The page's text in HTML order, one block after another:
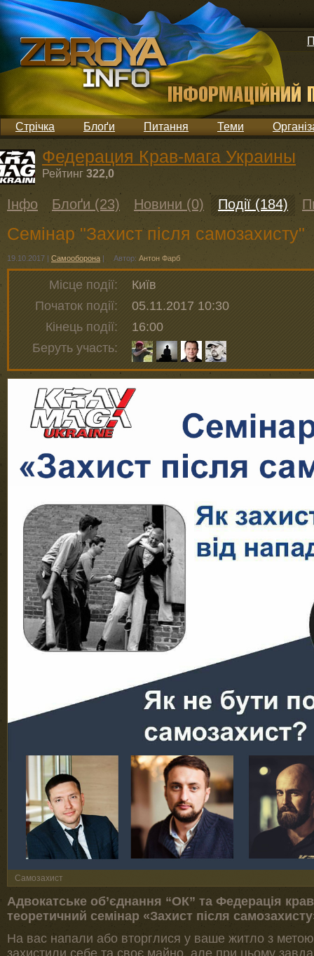
Стрічка Блоґи Питання Теми
Федерация Крав-мага Украины
Рейтинг 322,0
Інфо Блоґи (23) Новини (0) Події (184)
Семінар "Захист після самозахисту"
19.10.2017 | Самооборона | Автор: Антон Фарб
Місце події:
Київ
Початок події:
05.11.2017 10:30
Кінець події:
16:00
Беруть участь:
Самозахист
Адвокатське об’єднання “ОК” та Федерація
теоретичний семінар «Захист після
На вас напали або вторглися у ваше житло з метою
захистили себе та своє майно, але при цьому